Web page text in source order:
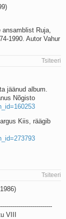
ansamblist Ruja,
1990. Autor Vahur
Tsiteeri
jäänud album.
Nõgisto
Kiis, räägib
Tsiteeri
VIII